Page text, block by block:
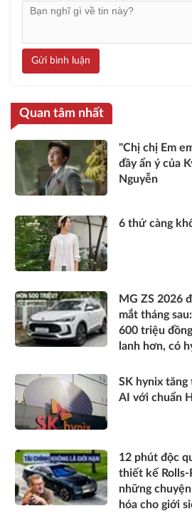
Gửi bình luận
Quan tâm nhất
"Chị chị Em
đầy ẩn ý của
Nguyễn
6 thứ càng
MG ZS 2026
mắt tháng
600 triệu
lanh hơn, có
SK hynix tăng
AI với chuẩn
12 phút độc
thiết kế Rolls-
những
hóa cho giới